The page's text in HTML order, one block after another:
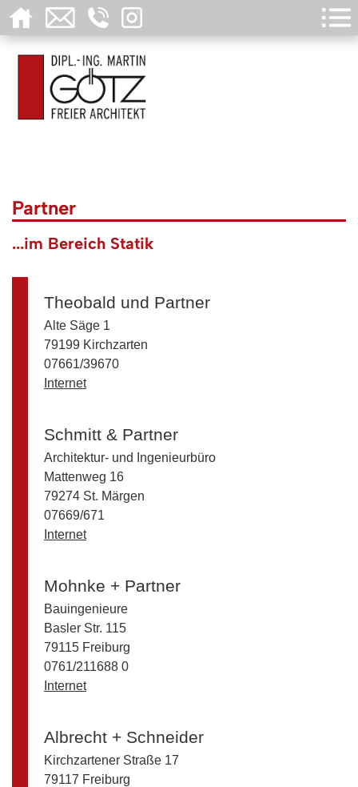
Partner
...im Bereich Statik
Theobald und Partner
Alte Säge 1
79199 Kirchzarten
07661/39670
Internet
Schmitt & Partner
Architektur- und Ingenieurbüro
Mattenweg 16
79274 St. Märgen
07669/671
Internet
Mohnke + Partner
Bauingenieure
Basler Str. 115
79115 Freiburg
0761/211688 0
Internet
Albrecht + Schneider
Kirchzartener Straße 17
79117 Freiburg